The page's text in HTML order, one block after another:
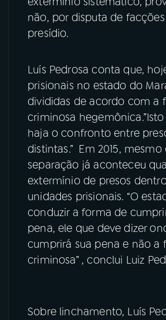
não, por disputa de
presídio.
Luís Pedrosa conta que,
prisionais no estado do
divididas de acordo com a
criminosa
haja o confronto entre
distintas.” Em 2015,
separação já aconteceu
extermínio de presos
unidades prisionais. “O
conduzir a forma de
pena, ele que deve dizer
cumprirá sua pena e não a
criminosa” , conclui Luiz
Sobre linchamento, Luís